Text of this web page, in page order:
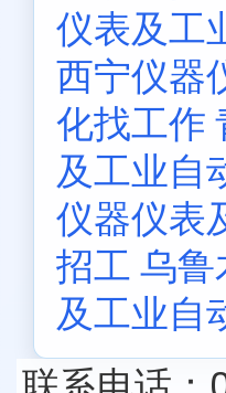
仪表及工
西宁仪器
化找工作
及工业自
仪器仪表
招工 乌鲁
及工业自
联系电话：